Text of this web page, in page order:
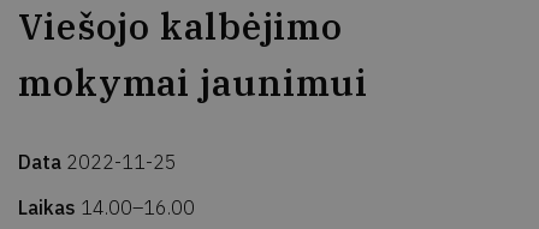
Viešojo kalbėjimo
mokymai jaunimui
Data 2022-11-25
Laikas 14.00–16.00